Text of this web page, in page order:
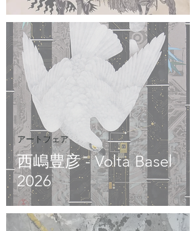
西嶋豊彦 - Volta Basel
2026
アートフェア